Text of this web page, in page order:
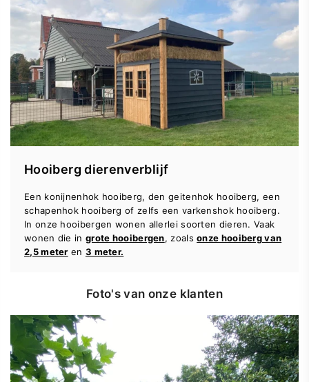
Hooiberg dierenverblijf
Een konijnenhok hooiberg, den geitenhok hooiberg, een
schapenhok hooiberg of zelfs een varkenshok hooiberg.
In onze hooibergen wonen allerlei soorten dieren. Vaak
wonen die in grote hooibergen, zoalsonze hooiberg van
2,5 meter en 3 meter.
Foto's van onze klanten